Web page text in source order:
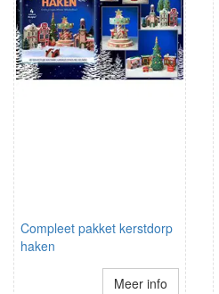
Compleet pakket kerstdorp
haken
Meer info